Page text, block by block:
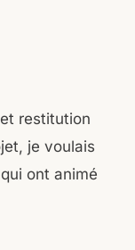
restitution
je voulais
ont animé